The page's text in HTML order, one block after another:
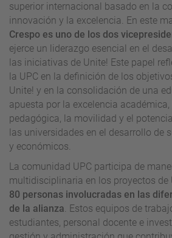
superior internacional basado en la
innovación y la excelencia. En este
Crespo es uno de los dos
ejerce un liderazgo esencial en el
las iniciativas de Unite! Este papel
la UPC en la definición de los
Unite! y en la consolidación de una
apuesta por la excelencia
pedagógica, la movilidad y el
las universidades en el desarrollo de
y económicos.
La comunidad UPC participa de
multidisciplinaria en los proyectos de
80 personas involucradas en las
de la alianza. Estos equipos de
estudiantes, personal docente e